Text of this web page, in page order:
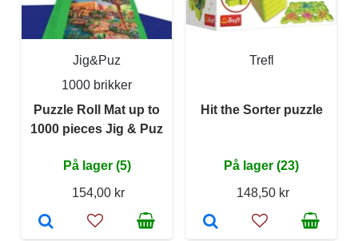
Jig&Puz
1000 brikker
Puzzle Roll Mat up to
1000 pieces Jig & Puz
På lager (5)
154,00 kr
Trefl
Hit the Sorter puzzle
På lager (23)
148,50 kr